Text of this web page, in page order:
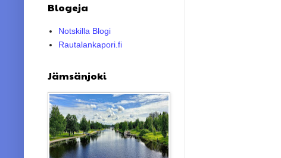
Blogeja
Notskilla Blogi
Rautalankapori.fi
Jämsänjoki